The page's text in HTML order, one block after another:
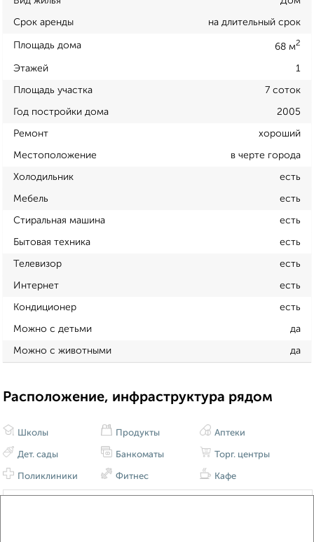
Срок аренды на длительный срок
Площадь дома 68 м2
Этажей 1
Площадь участка 7 соток
Год постройки дома 2005
Ремонт хороший
Местоположение в черте города
Холодильник есть
Мебель есть
Стиральная машина есть
Бытовая техника есть
Телевизор есть
Интернет есть
Кондиционер есть
Можно с детьми да
Можно с животными да
Расположение, инфраструктура рядом
Школы
Дет. сады
Поликлиники
Продукты
Банкоматы
Фитнес
Аптеки
Торг. центры
Кафе